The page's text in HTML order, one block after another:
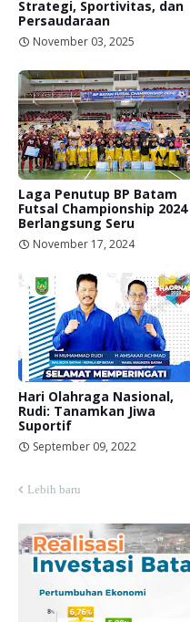
Strategi, Sportivitas, dan
Persaudaraan
November 03, 2025
Laga Penutup BP Batam
Futsal Championship 2024
Berlangsung Seru
November 17, 2024
Hari Olahraga Nasional,
Rudi: Tanamkan Jiwa
Suportif
September 09, 2022
Lebih baru